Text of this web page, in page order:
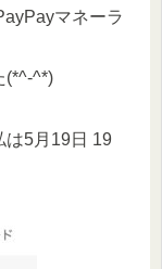
マネーラ
(*^-^*)
は5月19日 19